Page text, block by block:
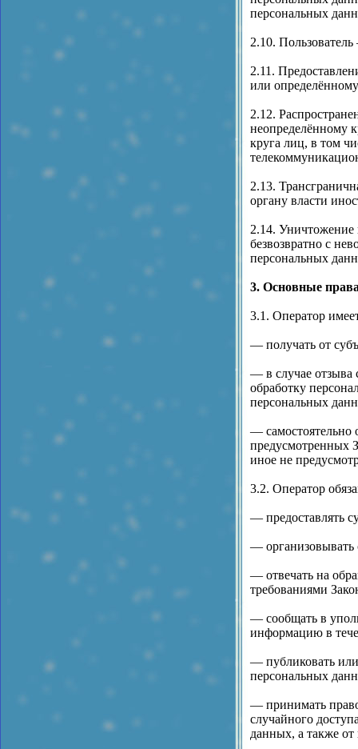
персональных
2.10.
2.11.
или
2.12.
неопределённому
круга лиц, в том
2.13.
органу власти
2.14. Уничтожение
безвозвратно с
персональных
3. Основные
3.1. Оператор
— получать от
— в случае отзыва
обработку
персональных
— самостоятельно
предусмотренных
иное не
3.2. Оператор
— предоставлять
— организовывать
— отвечать на
требованиями
— сообщать в
информацию в
— публиковать
персональных
— принимать
случайного
данных, а также